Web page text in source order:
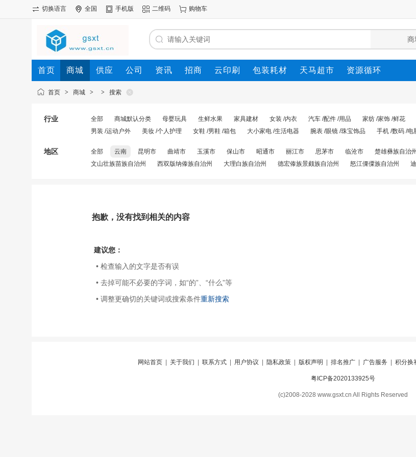
切换语言 全国 手机版 二维码 购物车
首页 商城 供应 公司 资讯 招商 云印刷 包装耗材 天马超市 资源循环
首页 > 商城 > > 搜索
行业 全部 商城默认分类 母婴玩具 生鲜水果 家具建材 女装 /内衣 汽车 /配件 /用品 家纺 /家饰 /鲜花
男装 /运动户外
美妆 /个人护理 女鞋 /男鞋 /箱包 大小家电 /生活电器 腕表 /眼镜 /珠宝饰品 手机 /数码 /电
地区 全部 云南 昆明市 曲靖市 玉溪市 保山市 昭通市 丽江市 思茅市 临沧市 楚雄彝族自治州
文山壮族苗族自治州
西双版纳傣族自治州 大理白族自治州 德宏傣族景颇族自治州 怒江傈僳族自治州
抱歉，没有找到相关的内容
建议您：
• 检查输入的文字是否有误
• 去掉可能不必要的字词，如“的”、“什么”等
• 调整更确切的关键词或搜索条件重新搜索
网站首页 关于我们 联系方式 用户协议 隐私政策 版权声明 排名推广 广告服务 积分换
粤ICP备2020133925号
(c)2008-2028 www.gsxt.cn All Rights Reserved